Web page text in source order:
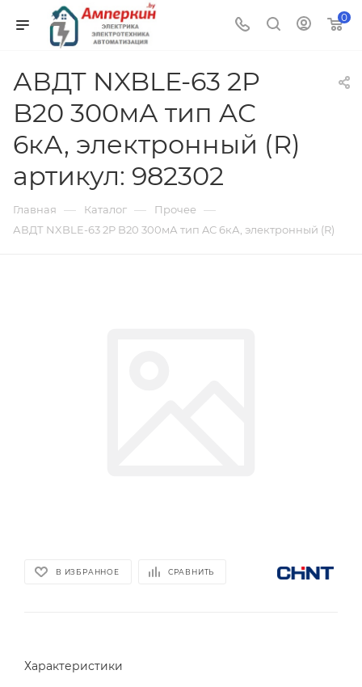
0
АВДТ NXBLE-63 2P
B20 300мА тип AС
6кА, электронный (R)
артикул: 982302
Главная — Каталог — Прочее —
АВДТ NXBLE-63 2P B20 300мА тип AС 6кА, электронный (R)
В ИЗБРАННОЕ СРАВНИТЬ
Характеристики